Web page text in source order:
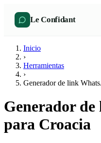
Le Confidant
Inicio
›
Herramientas
›
Generador de link
Generador
para Croacia